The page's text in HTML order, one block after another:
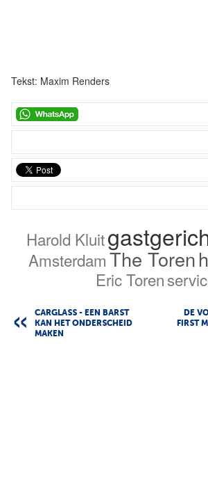
Tekst: Maxim Renders
Harold Kluit
AmsterdamThe Toren
Eric Toren
CARGLASS - EEN BARST
KAN HET ONDERSCHEID
MAKEN
DE
FIRST